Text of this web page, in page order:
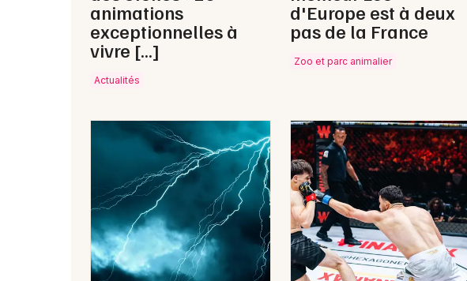
animations
exceptionnelles à
vivre […]
Actualités
d'Europe est à deux
pas de la France
Zoo et parc animalier